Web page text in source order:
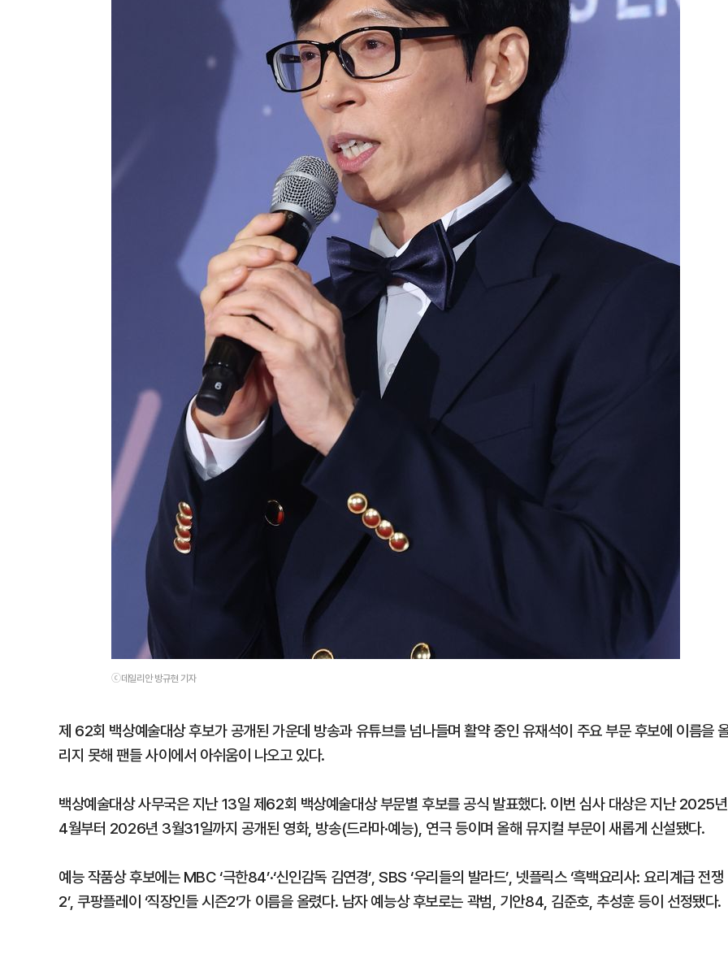
ⓒ데일리안 방규현 기자
제 62회 백상예술대상 후보가 공개된 가운데 방송과 유튜브를 넘나들며 활약 중인 유재석이 주요 부문 후보에 이름을
리지 못해 팬들 사이에서 아쉬움이 나오고 있다.
백상예술대상 사무국은 지난 13일 제62회 백상예술대상 부문별 후보를 공식 발표했다. 이번 심사 대상은 지난 2025년
4월부터 2026년 3월31일까지 공개된 영화, 방송(드라마·예능), 연극 등이며 올해 뮤지컬 부문이 새롭게 신설됐다.
예능 작품상 후보에는 MBC ‘극한84’·‘신인감독 김연경’, SBS ‘우리들의 발라드’, 넷플릭스 ‘흑백요리사: 요리계급 전쟁
2’, 쿠팡플레이 ‘직장인들 시즌2’가 이름을 올렸다. 남자 예능상 후보로는 곽범, 기안84, 김준호, 추성훈 등이 선정됐다.
나…"청년 보편적 지원 문턱